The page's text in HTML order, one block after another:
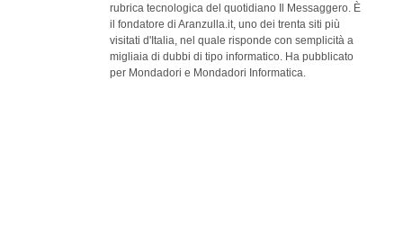
rubrica tecnologica del quotidiano Il Messaggero. È
il fondatore di Aranzulla.it, uno dei trenta siti più
visitati d'Italia, nel quale risponde con semplicità a
migliaia di dubbi di tipo informatico. Ha pubblicato
per Mondadori e Mondadori Informatica.